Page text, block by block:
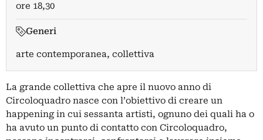
ore 18,30
Generi
arte contemporanea, collettiva
La grande collettiva che apre il nuovo anno di
Circoloquadro nasce con l’obiettivo di creare un
happening in cui sessanta artisti, ognuno dei quali ha o
ha avuto un punto di contatto con Circoloquadro,